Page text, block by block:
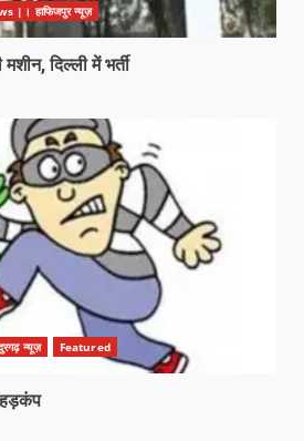
|। हाफिजपुर न्यूज़
दिल्ली में भर्ती
न्यूज़ Featured
हड़कंप